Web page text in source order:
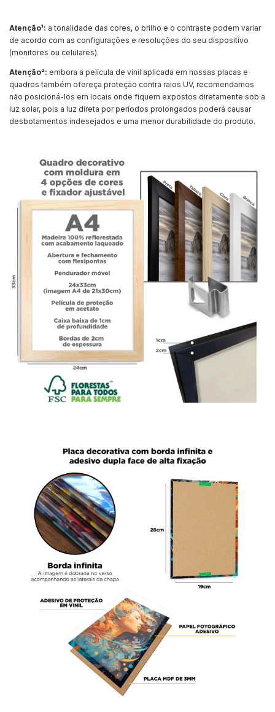
Atenção¹: a tonalidade das cores, o brilho e o contraste podem variar
de acordo com as configurações e resoluções do seu dispositivo
(monitores ou celulares).
Atenção²: embora a película de vinil aplicada em nossas placas e
quadros também ofereça proteção contra raios UV, recomendamos
não posicioná-los em locais onde fiquem expostos diretamente sob a
luz solar, pois a luz direta por períodos prolongados poderá causar
desbotamentos indesejados e uma menor durabilidade do produto.